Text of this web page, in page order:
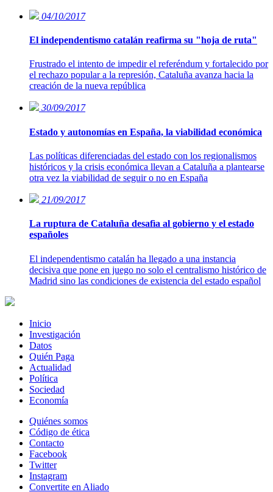
04/10/2017
El independentismo catalán reafirma su "hoja de ruta"
Frustrado el intento de impedir el referéndum y fortalecido por
el rechazo popular a la represión, Cataluña avanza hacia la
creación de la nueva república
30/09/2017
Estado y autonomías en España, la viabilidad económica
Las políticas diferenciadas del estado con los regionalismos
históricos y la crisis económica llevan a Cataluña a plantearse
otra vez la viabilidad de seguir o no en España
21/09/2017
La ruptura de Cataluña desafìa al gobierno y el estado
españoles
El independentismo catalán ha llegado a una instancia
decisiva que pone en juego no solo el centralismo histórico de
Madrid sino las condiciones de existencia del estado español
Inicio
Investigación
Datos
Quién Paga
Actualidad
Política
Sociedad
Economía
Quiénes somos
Código de ética
Contacto
Facebook
Twitter
Instagram
Convertite en Aliado